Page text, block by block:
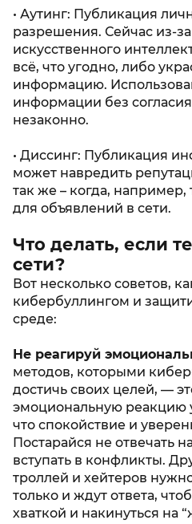
• Аутинг: Публикация
разрешения. Сейчас из-
искусственного
всё, что угодно, либо
информацию.
информации без
незаконно.
• Диссинг: Публикация
может навредить
так же – когда, например,
для объявлений в сети.
Что делать, если
сети?
Вот несколько советов,
кибербуллингом и
среде:
Не реагируй
методов, которыми
достичь своих целей, —
эмоциональную реакцию
что спокойствие и
Постарайся не отвечать
вступать в конфликты.
троллей и хейтеров
только и ждут ответа,
хваткой и накинуться на